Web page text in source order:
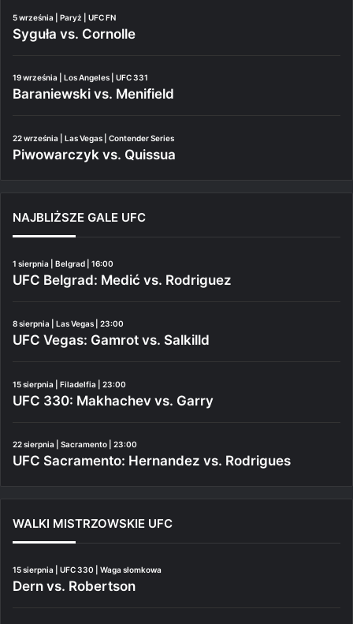
5 września | Paryż | UFC FN
Syguła vs. Cornolle
19 września | Los Angeles | UFC 331
Baraniewski vs. Menifield
22 września | Las Vegas | Contender Series
Piwowarczyk vs. Quissua
NAJBLIŻSZE GALE UFC
1 sierpnia | Belgrad | 16:00
UFC Belgrad: Medić vs. Rodriguez
8 sierpnia | Las Vegas | 23:00
UFC Vegas: Gamrot vs. Salkilld
15 sierpnia | Filadelfia | 23:00
UFC 330: Makhachev vs. Garry
22 sierpnia | Sacramento | 23:00
UFC Sacramento: Hernandez vs. Rodrigues
WALKI MISTRZOWSKIE UFC
15 sierpnia | UFC 330 | Waga słomkowa
Dern vs. Robertson